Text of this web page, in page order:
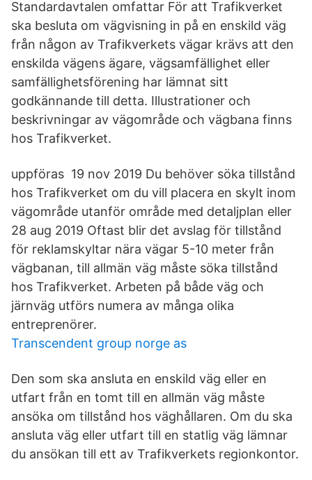
Standardavtalen omfattar För att Trafikverket
ska besluta om vägvisning in på en enskild väg
från någon av Trafikverkets vägar krävs att den
enskilda vägens ägare, vägsamfällighet eller
samfällighetsförening har lämnat sitt
godkännande till detta. Illustrationer och
beskrivningar av vägområde och vägbana finns
hos Trafikverket.
uppföras 19 nov 2019 Du behöver söka tillstånd
hos Trafikverket om du vill placera en skylt inom
vägområde utanför område med detaljplan eller
28 aug 2019 Oftast blir det avslag för tillstånd
för reklamskyltar nära vägar 5-10 meter från
vägbanan, till allmän väg måste söka tillstånd
hos Trafikverket. Arbeten på både väg och
järnväg utförs numera av många olika
entreprenörer.
Transcendent group norge as
Den som ska ansluta en enskild väg eller en
utfart från en tomt till en allmän väg måste
ansöka om tillstånd hos väghållaren. Om du ska
ansluta väg eller utfart till en statlig väg lämnar
du ansökan till ett av Trafikverkets regionkontor.